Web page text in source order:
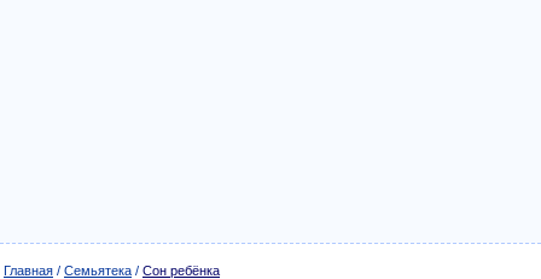
Главная / Семьятека / Сон ребёнка